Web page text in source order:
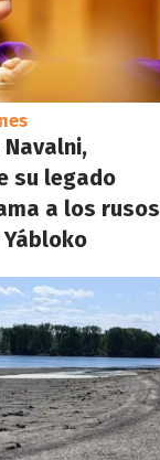
Navalni,
su legado
a los rusos